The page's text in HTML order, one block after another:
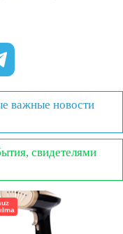
важные новости
свидетелями